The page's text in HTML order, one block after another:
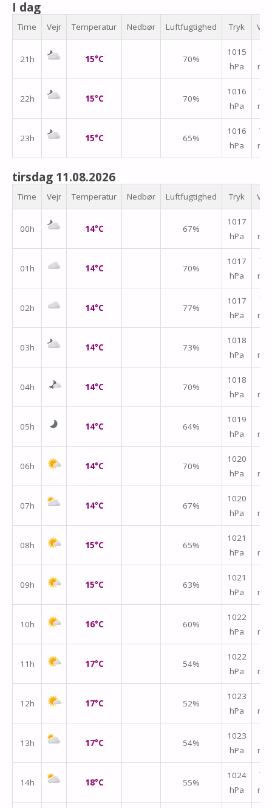
I dag
Time Vejr Temperatur Nedbør Luftfugtighed Tryk
21h 15°C 70%
1015
hPa
↑
m/s
22h 15°C 70%
1016
hPa
↑
m/s
23h 15°C 65%
1016
hPa
↑
m/s
tirsdag 11.08.2026
Time Vejr Temperatur Nedbør Luftfugtighed Tryk
00h 14°C 67%
1017
hPa
↑
m/s
01h 14°C 70%
1017
hPa
↑
m/s
02h 14°C 77%
1017
hPa
↑
m/s
03h 14°C 73%
1018
hPa
m/s
04h 14°C 70%
1018
hPa
m/s
05h 14°C 64%
1019
hPa
m/s
06h 14°C 70%
1020
hPa
m/s
07h 14°C 67%
1020
hPa
m/s
08h 15°C 65%
1021
hPa
m/s
09h 15°C 63%
1021
hPa
m/s
10h 16°C 60%
1022
hPa
m/s
11h 17°C 54%
1022
hPa
m/s
12h 17°C 52%
1023
hPa
m/s
13h 17°C 54%
1023
hPa
m/s
14h 18°C 55%
1024
hPa
↑
m/s